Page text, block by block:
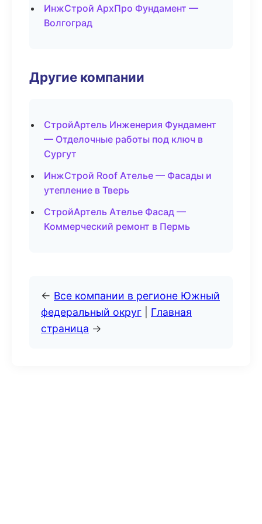
ИнжСтрой АрхПро Фундамент —
Волгоград
Другие компании
СтройАртель Инженерия Фундамент
— Отделочные работы под ключ в
Сургут
ИнжСтрой Roof Ателье — Фасады и
утепление в Тверь
СтройАртель Ателье Фасад —
Коммерческий ремонт в Пермь
← Все компании в регионе Южный
федеральный округ
Главная
страница →